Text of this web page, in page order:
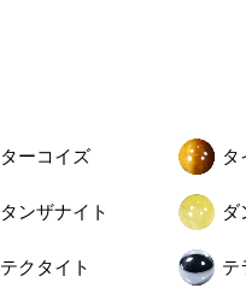
ターコイズ タ
タンザナイト ダ
テクタイト テ